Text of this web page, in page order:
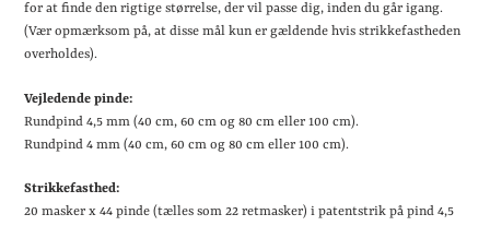
for at finde den rigtige størrelse, der vil passe dig, inden du går igang.
(Vær opmærksom på, at disse mål kun er gældende hvis strikkefastheden
overholdes).
Vejledende pinde:
Rundpind 4,5 mm (40 cm, 60 cm og 80 cm eller 100 cm).
Rundpind 4 mm (40 cm, 60 cm og 80 cm eller 100 cm).
Strikkefasthed:
20 masker x 44 pinde (tælles som 22 retmasker) i patentstrik på pind 4,5